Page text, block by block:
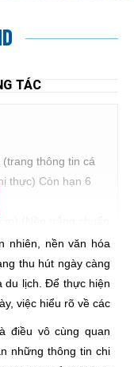
TÁC
thông tin cá
thực) Còn hạn 6
(Nền trắng chuẩn
đã từng được
Bản sao
(nếu có) (Bản
nhiên, nền văn hóa
thu hút ngày càng
du lịch. Để thực hiện
việc hiểu rõ về các
điều vô cùng quan
những thông tin chi